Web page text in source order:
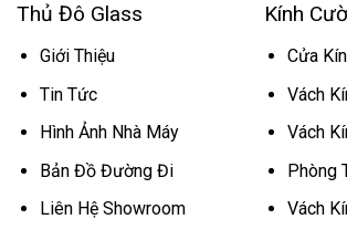
Thủ Đô Glass
Giới Thiệu
Tin Tức
Hình Ảnh Nhà Máy
Bản Đồ Đường Đi
Liên Hệ Showroom
Kính
Cửa
Vách
Vách
Phòng
Vách